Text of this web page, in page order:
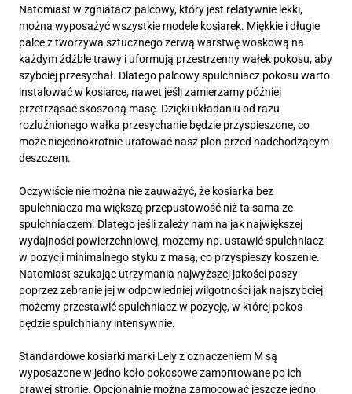
Natomiast w zgniatacz palcowy, który jest relatywnie lekki,
można wyposażyć wszystkie modele kosiarek. Miękkie i długie
palce z tworzywa sztucznego zerwą warstwę woskową na
każdym źdźble trawy i uformują przestrzenny wałek pokosu, aby
szybciej przesychał. Dlatego palcowy spulchniacz pokosu warto
instalować w kosiarce, nawet jeśli zamierzamy później
przetrząsać skoszoną masę. Dzięki układaniu od razu
rozluźnionego wałka przesychanie będzie przyspieszone, co
może niejednokrotnie uratować nasz plon przed nadchodzącym
deszczem.
Oczywiście nie można nie zauważyć, że kosiarka bez
spulchniacza ma większą przepustowość niż ta sama ze
spulchniaczem. Dlatego jeśli zależy nam na jak największej
wydajności powierzchniowej, możemy np. ustawić spulchniacz
w pozycji minimalnego styku z masą, co przyspieszy koszenie.
Natomiast szukając utrzymania najwyższej jakości paszy
poprzez zebranie jej w odpowiedniej wilgotności jak najszybciej
możemy przestawić spulchniacz w pozycję, w której pokos
będzie spulchniany intensywnie.
Standardowe kosiarki marki Lely z oznaczeniem M są
wyposażone w jedno koło pokosowe zamontowane po ich
prawej stronie. Opcjonalnie można zamocować jeszcze jedno